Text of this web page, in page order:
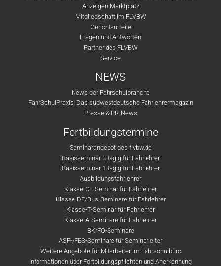
Anzeigen-Marktplatz
Mitgliedschaft im FLVBW
Gerichtsurteile
Fragen und Antworten
Partner des FLVBW
Service
NEWS
News der Fahrschulbranche
FahrSchulPraxis: Das südwestdeutsche Fahrlehrermagazin
Presse & PR-News
Fortbildungstermine
Seminarangebot des flvbw.de
Basisseminar 3-tägig für Fahrlehrer
Basisseminar 1-tägig für Fahrlehrer
Ausbildungsfahrlehrer
Klasse-CE-Seminar für Fahrlehrer
Klasse-DE/Bus-Seminare für Fahrlehrer
Klasse-T-Seminar für Fahrlehrer
Klasse-A-Seminare für Fahrlehrer
BKrFQ-Seminare
ASF-/FES-Seminare für Seminarleiter
Weitere Angebote für Mitarbeiter im Fahrschulbüro
Informationen über Fortbildungspflichten und Anerkennung